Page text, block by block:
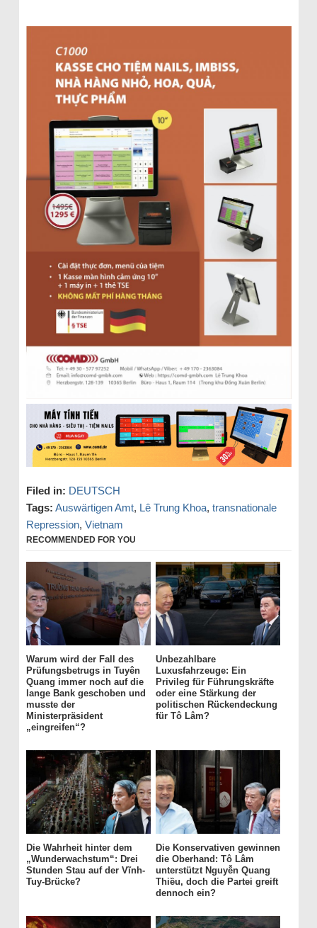
Filed in: DEUTSCH
Tags: Auswärtigen Amt, Lê Trung Khoa, transnationale
Repression, Vietnam
RECOMMENDED FOR YOU
Warum wird der Fall des
Prüfungsbetrugs in Tuyên
Quang immer noch auf die
lange Bank geschoben und
musste der
Ministerpräsident
„eingreifen“?
Unbezahlbare
Luxusfahrzeuge: Ein
Privileg für Führungskräfte
oder eine Stärkung der
politischen Rückendeckung
für Tô Lâm?
Die Wahrheit hinter dem
„Wunderwachstum“: Drei
Stunden Stau auf der Vĩnh-
Tuy-Brücke?
Die Konservativen gewinnen
die Oberhand: Tô Lâm
unterstützt Nguyễn Quang
Thiều, doch die Partei greift
dennoch ein?